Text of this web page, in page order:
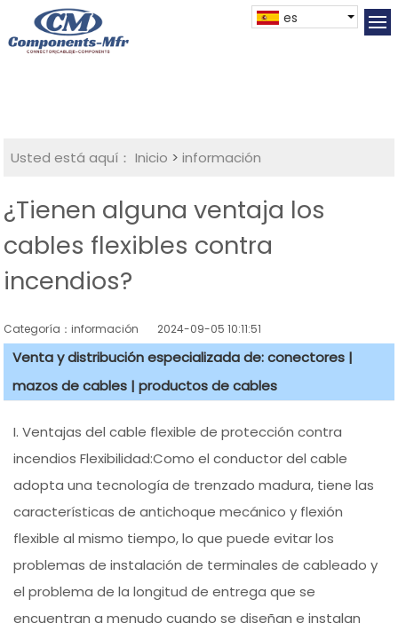
es
Usted está aquí： Inicio >información
¿Tienen alguna ventaja los
cables flexibles contra
incendios?
Categoría：información 2024-09-05 10:11:51
Venta y distribución especializada de: conectores |
mazos de cables | productos de cables
I. Ventajas del cable flexible de protección contra
incendios Flexibilidad:Como el conductor del cable
adopta una tecnología de trenzado madura, tiene las
características de antichoque mecánico y flexión
flexible al mismo tiempo, lo que puede evitar los
problemas de instalación de terminales de cableado y
el problema de la longitud de entrega que se
encuentran a menudo cuando se diseñan e instalan